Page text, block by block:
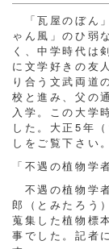
「瓦屋のぼん
ゃん風」のひ弱
く、中学時代は
に文学好きの友
り合う文武両道
校と進み、父の
入学。この大学
した。大正5年
しをご覧下さい。
「不遇の植物学
不遇の植物学
郎（とみたろう
蒐集した植物標
事でした。記者